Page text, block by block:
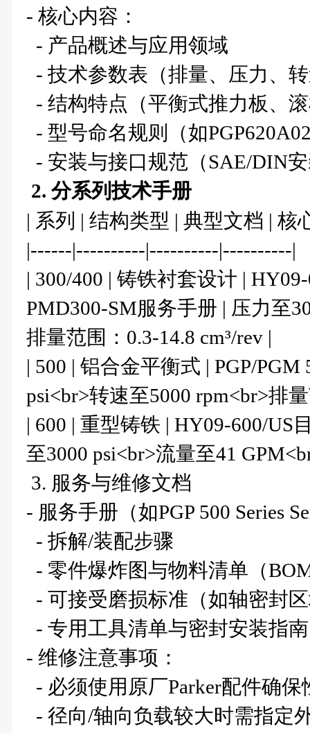
- 核心内容：
- 产品概述与应用领域
- 技术参数表（排量、压力、
- 结构特点（平衡式推力板、
- 型号命名规则（如
- 安装与接口规范（SAE/DIN
2. 分系列技术手册
| 系列 | 结构类型 | 典型文档 | 核
|------|----------|----------|----------|
| 300/400 | 铸铁衬套设计 |
PMD300-SM服务手册 | 压力至
排量范围：0.3-14.8 cm³/rev |
| 500 | 铝合金平衡式 | PGP/PGM
psi<br>转速至5000 rpm<br>排
| 600 | 重型铸铁 | HY09-600/US
至3000 psi<br>流量至41
3. 服务与维修文档
- 服务手册（如PGP 500 Series
- 拆解/装配步骤
- 零件爆炸图与物料清单（
- 可接受磨损标准（如轴密封
- 专用工具清单与密封安装指南
- 维修注意事项：
- 必须使用原厂Parker配件确
- 径向/轴向负载较大时需指定